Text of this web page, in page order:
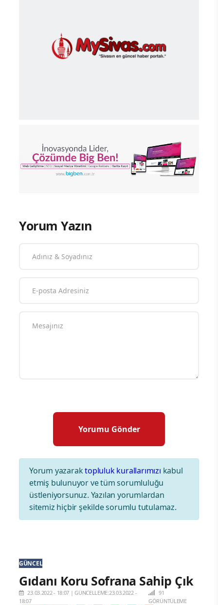
Yorum Yazın
Yorum yazaraktopluluk kurallarımızı kabul
etmiş bulunuyor ve tüm sorumluluğu
üstleniyorsunuz. Yazılan yorumlardan
sitemiz hiçbir şekilde sorumlu tutulamaz.
GÜNCEL
Gıdanı Koru Sofrana Sahip Çık
23.03.2022 - 18:07 |GÜNCELLEME:23.03.2022 -
18:07
91
GÖRÜNTÜLEME